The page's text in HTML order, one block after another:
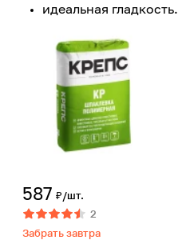
идеальная гладкость.
587 ₽/шт.
2
Забрать завтра